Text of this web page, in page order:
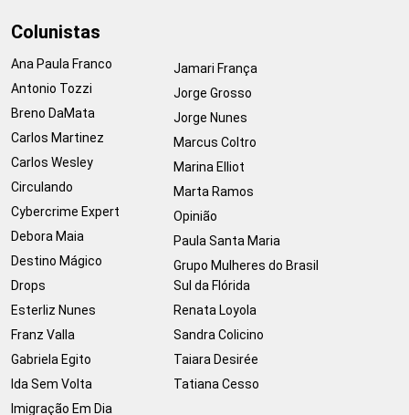
Colunistas
Ana Paula Franco
Antonio Tozzi
Breno DaMata
Carlos Martinez
Carlos Wesley
Circulando
Cybercrime Expert
Debora Maia
Destino Mágico
Drops
Esterliz Nunes
Franz Valla
Gabriela Egito
Ida Sem Volta
Imigração Em Dia
Jamari França
Jorge Grosso
Jorge Nunes
Marcus Coltro
Marina Elliot
Marta Ramos
Opinião
Paula Santa Maria
Grupo Mulheres do Brasil
Sul da Flórida
Renata Loyola
Sandra Colicino
Taiara Desirée
Tatiana Cesso